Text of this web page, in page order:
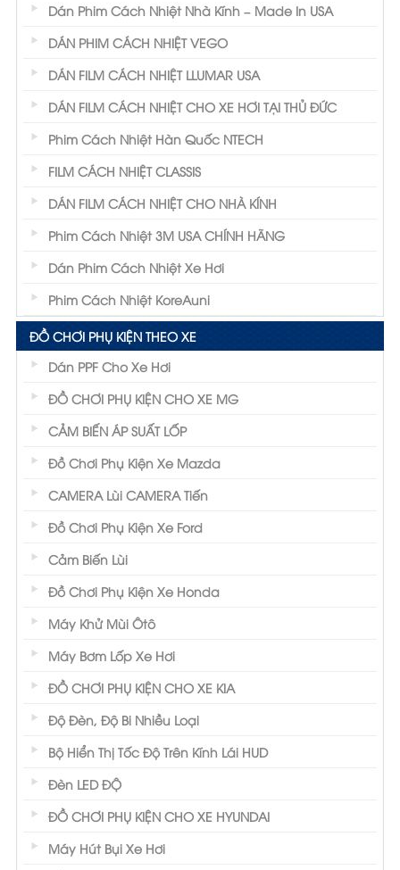
Dán Phim Cách Nhiệt Nhà Kính – Made In USA
DÁN PHIM CÁCH NHIỆT VEGO
DÁN FILM CÁCH NHIỆT LLUMAR USA
DÁN FILM CÁCH NHIỆT CHO XE HƠI TẠI THỦ ĐỨC
Phim Cách Nhiệt Hàn Quốc NTECH
FILM CÁCH NHIỆT CLASSIS
DÁN FILM CÁCH NHIỆT CHO NHÀ KÍNH
Phim Cách Nhiệt 3M USA CHÍNH HÃNG
Dán Phim Cách Nhiệt Xe Hơi
Phim Cách Nhiệt KoreAuni
ĐỒ CHƠI PHỤ KIỆN THEO XE
Dán PPF Cho Xe Hơi
ĐỒ CHƠI PHỤ KIỆN CHO XE MG
CẢM BIẾN ÁP SUẤT LỐP
Đồ Chơi Phụ Kiện Xe Mazda
CAMERA Lùi CAMERA Tiến
Đồ Chơi Phụ Kiện Xe Ford
Cảm Biến Lùi
Đồ Chơi Phụ Kiện Xe Honda
Máy Khử Mùi Ôtô
Máy Bơm Lốp Xe Hơi
ĐỒ CHƠI PHỤ KIỆN CHO XE KIA
Độ Đèn, Độ Bi Nhiều Loại
Bộ Hiển Thị Tốc Độ Trên Kính Lái HUD
Đèn LED ĐỘ
ĐỒ CHƠI PHỤ KIỆN CHO XE HYUNDAI
Máy Hút Bụi Xe Hơi